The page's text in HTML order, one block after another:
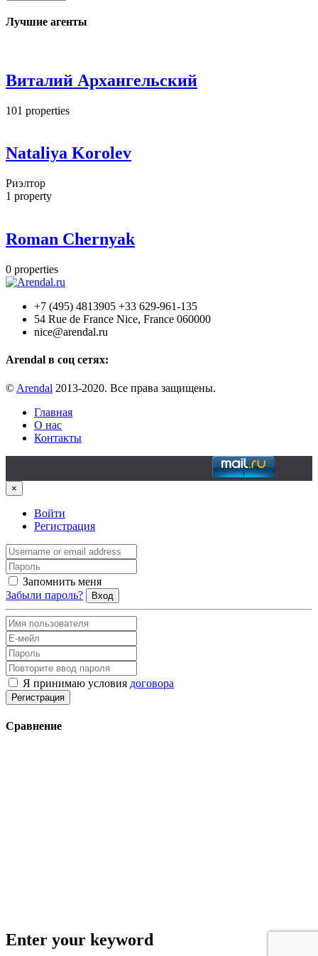
Лучшие агенты
Виталий Архангельский
101 properties
Nataliya Korolev
Риэлтор
1 property
Roman Chernyak
0 properties
+7 (495) 4813905 +33 629-961-135
54 Rue de France Nice, France 060000
nice@arendal.ru
Arendal в соц сетях:
© Arendal 2013-2020. Все права защищены.
Главная
О нас
Контакты
×
Войти
Регистрация
Запомнить меня
Забыли пароль?
Вход
Я принимаю условия договора
Регистрация
Сравнение
Enter your keyword